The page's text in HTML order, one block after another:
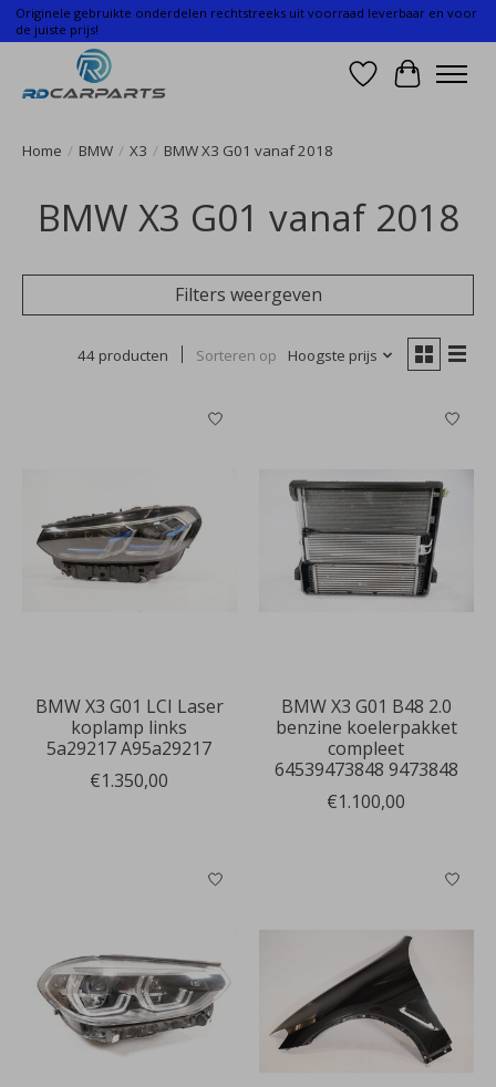
Originele gebruikte onderdelen rechtstreeks uit voorraad leverbaar en voor
de juiste prijs!
Verlanglijst
Home / BMW / X3 / BMW X3 G01 vanaf 2018
BMW X3 G01 vanaf 2018
Filters weergeven
44 producten Sorteren op Hoogste prijs
BMW X3 G01 LCI Laser
koplamp links
5a29217 A95a29217
€1.350,00
BMW X3 G01 B48 2.0
benzine koelerpakket
compleet
64539473848 9473848
€1.100,00